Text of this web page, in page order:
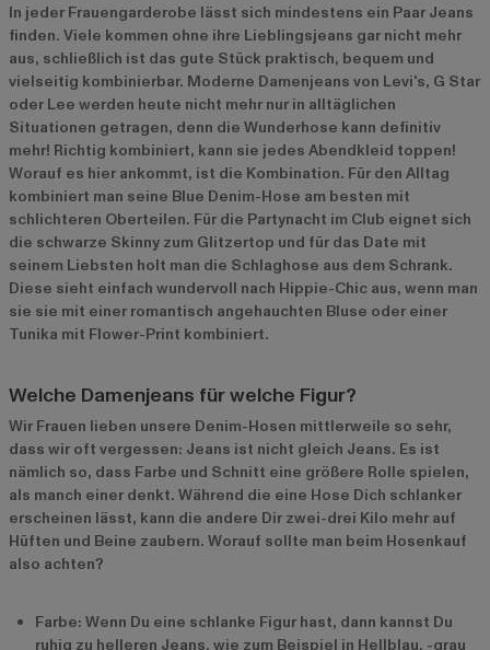
In jeder Frauengarderobe lässt sich mindestens ein Paar Jeans
finden. Viele kommen ohne ihre Lieblingsjeans gar nicht mehr
aus, schließlich ist das gute Stück praktisch, bequem und
vielseitig kombinierbar. Moderne Damenjeans von Levi's, G Star
oder Lee werden heute nicht mehr nur in alltäglichen
Situationen getragen, denn die Wunderhose kann definitiv
mehr! Richtig kombiniert, kann sie jedes Abendkleid toppen!
Worauf es hier ankommt, ist die Kombination. Für den Alltag
kombiniert man seine Blue Denim-Hose am besten mit
schlichteren Oberteilen. Für die Partynacht im Club eignet sich
die schwarze Skinny zum Glitzertop und für das Date mit
seinem Liebsten holt man die Schlaghose aus dem Schrank.
Diese sieht einfach wundervoll nach Hippie-Chic aus, wenn man
sie sie mit einer romantisch angehauchten Bluse oder einer
Tunika mit Flower-Print kombiniert.
Welche Damenjeans für welche Figur?
Wir Frauen lieben unsere Denim-Hosen mittlerweile so sehr,
dass wir oft vergessen: Jeans ist nicht gleich Jeans. Es ist
nämlich so, dass Farbe und Schnitt eine größere Rolle spielen,
als manch einer denkt. Während die eine Hose Dich schlanker
erscheinen lässt, kann die andere Dir zwei-drei Kilo mehr auf
Hüften und Beine zaubern. Worauf sollte man beim Hosenkauf
also achten?
Farbe: Wenn Du eine schlanke Figur hast, dann kannst Du
ruhig zu helleren Jeans, wie zum Beispiel in Hellblau, -grau